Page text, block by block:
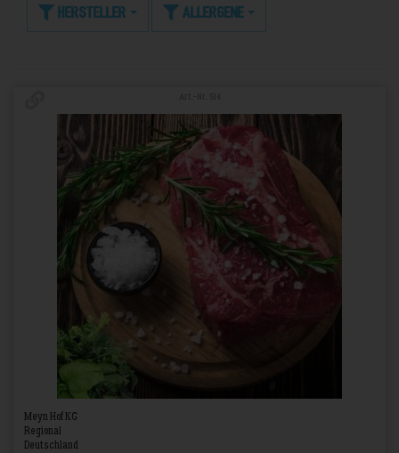
Hersteller Allergene
Meyn Hof KG
Regional
Deutschland